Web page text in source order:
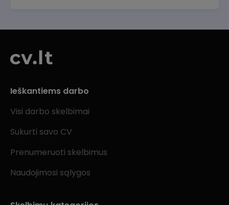
Ieškantiems darbo
Visi darbo skelbimai
Sukurti savo CV
Prenumeruoti skelbimus
Naudojimosi sąlygos